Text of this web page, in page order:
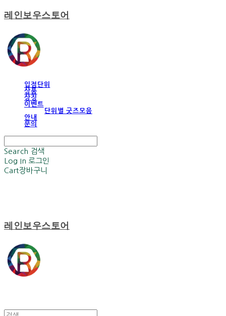
레인보우스토어
입점단위
상품
상징
이벤트
단위별 굿즈모음
안내
문의
Search 검색
Log In 로그인
Cart장바구니
레인보우스토어